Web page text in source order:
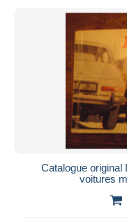
Catalogue original
voitures